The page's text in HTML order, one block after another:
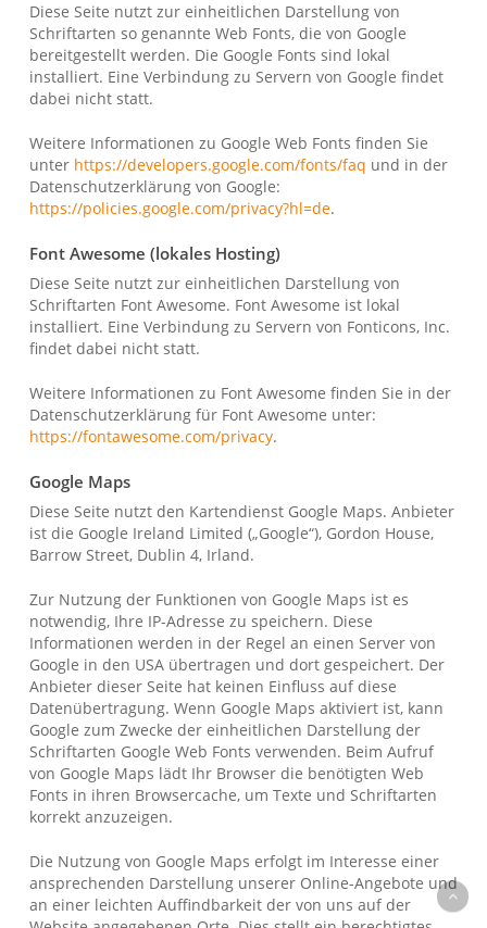
Diese Seite nutzt zur einheitlichen Darstellung von
Schriftarten so genannte Web Fonts, die von Google
bereitgestellt werden. Die Google Fonts sind lokal
installiert. Eine Verbindung zu Servern von Google findet
dabei nicht statt.
Weitere Informationen zu Google Web Fonts finden Sie
unter https://developers.google.com/fonts/faq und in der
Datenschutzerklärung von Google:
https://policies.google.com/privacy?hl=de.
Font Awesome (lokales Hosting)
Diese Seite nutzt zur einheitlichen Darstellung von
Schriftarten Font Awesome. Font Awesome ist lokal
installiert. Eine Verbindung zu Servern von Fonticons, Inc.
findet dabei nicht statt.
Weitere Informationen zu Font Awesome finden Sie in der
Datenschutzerklärung für Font Awesome unter:
https://fontawesome.com/privacy.
Google Maps
Diese Seite nutzt den Kartendienst Google Maps. Anbieter
ist die Google Ireland Limited („Google“), Gordon House,
Barrow Street, Dublin 4, Irland.
Zur Nutzung der Funktionen von Google Maps ist es
notwendig, Ihre IP-Adresse zu speichern. Diese
Informationen werden in der Regel an einen Server von
Google in den USA übertragen und dort gespeichert. Der
Anbieter dieser Seite hat keinen Einfluss auf diese
Datenübertragung. Wenn Google Maps aktiviert ist, kann
Google zum Zwecke der einheitlichen Darstellung der
Schriftarten Google Web Fonts verwenden. Beim Aufruf
von Google Maps lädt Ihr Browser die benötigten Web
Fonts in ihren Browsercache, um Texte und Schriftarten
korrekt anzuzeigen.
Die Nutzung von Google Maps erfolgt im Interesse einer
ansprechenden Darstellung unserer Online-Angebote und
an einer leichten Auffindbarkeit der von uns auf der